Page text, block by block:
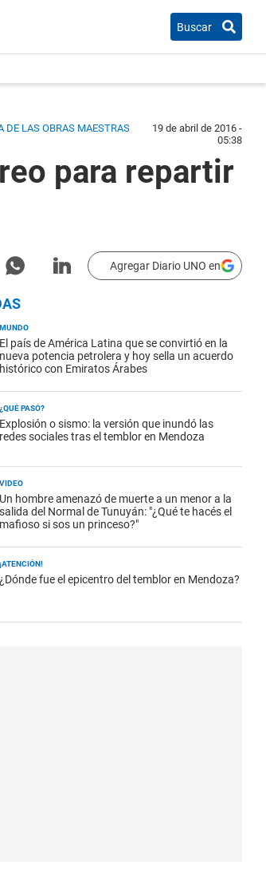
Buscar
DE LAS OBRAS MAESTRAS
19 de abril de 2016 -
05:38
para repartir
Agregar Diario UNO en
MUNDO
El país de América Latina que se convirtió en la
nueva potencia petrolera y hoy sella un acuerdo
histórico con Emiratos Árabes
¿QUÉ PASÓ?
Explosión o sismo: la versión que inundó las
redes sociales tras el temblor en Mendoza
VIDEO
Un hombre amenazó de muerte a un menor a la
salida del Normal de Tunuyán: "¿Qué te hacés el
mafioso si sos un princeso?"
¡ATENCIÓN!
¿Dónde fue el epicentro del temblor en Mendoza?